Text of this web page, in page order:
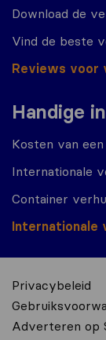
Download de
Vind de beste
Reviews voor
Handige
Kosten van
Internationale
Container
Internationale
Privacybeleid
Adverteren op